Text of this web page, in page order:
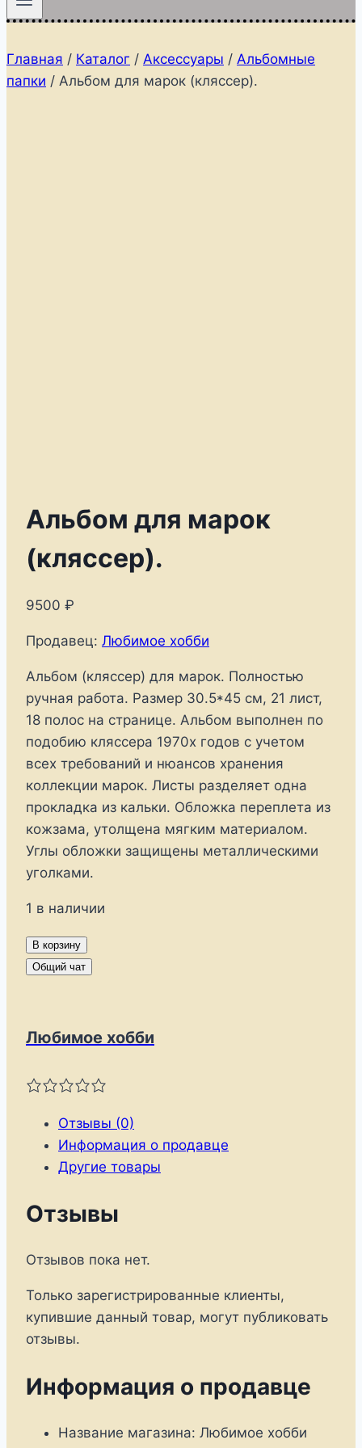
Главная / Каталог / Аксессуары / Альбомные
папки / Альбом для марок (кляссер).
Альбом для марок
(кляссер).
9500 ₽
Продавец: Любимое хобби
Альбом (кляссер) для марок. Полностью
ручная работа. Размер 30.5*45 см, 21 лист,
18 полос на странице. Альбом выполнен по
подобию кляссера 1970х годов с учетом
всех требований и нюансов хранения
коллекции марок. Листы разделяет одна
прокладка из кальки. Обложка переплета из
кожзама, утолщена мягким материалом.
Углы обложки защищены металлическими
уголками.
1 в наличии
Количество
товара
марок
В корзину
Общий чат
Любимое хобби
Отзывы (0)
Информация о продавце
Другие товары
Отзывы
Отзывов пока нет.
Только зарегистрированные клиенты,
купившие данный товар, могут публиковать
отзывы.
Информация о продавце
Название магазина: Любимое хобби